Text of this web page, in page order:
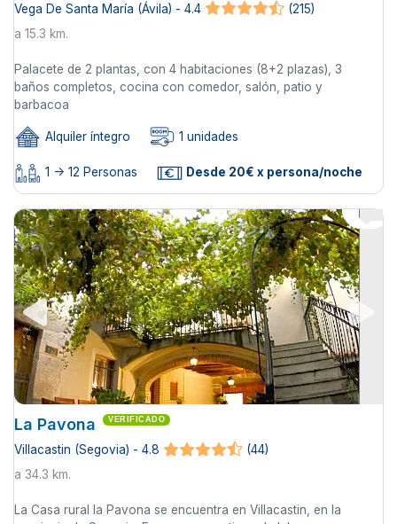
Vega De Santa María (Ávila) - 4.4
(215)
a 15.3 km.
Palacete de 2 plantas, con 4 habitaciones (8+2 plazas), 3
baños completos, cocina con comedor, salón, patio y
barbacoa
Alquiler íntegro 1 unidades
1 -> 12 Personas Desde 20€ x persona/noche
La Pavona VERIFICADO
Villacastin (Segovia) - 4.8
(44)
a 34.3 km.
La Casa rural la Pavona se encuentra en Villacastin, en la